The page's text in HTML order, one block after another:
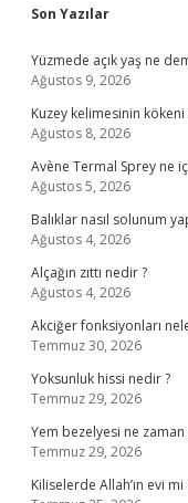
Sidebar
Son Yazılar
Yüzmede açık yaş ne
Ağustos 9, 2026
Kuzey kelimesinin
Ağustos 8, 2026
Avène Termal Sprey ne
Ağustos 5, 2026
Balıklar nasıl solunum
Ağustos 4, 2026
Alçağın zıttı nedir ?
Ağustos 4, 2026
Akciğer fonksiyonları
Temmuz 30, 2026
Yoksunluk hissi nedir ?
Temmuz 29, 2026
Yem bezelyesi ne zaman
Temmuz 29, 2026
Kiliselerde Allah’ın evi mi